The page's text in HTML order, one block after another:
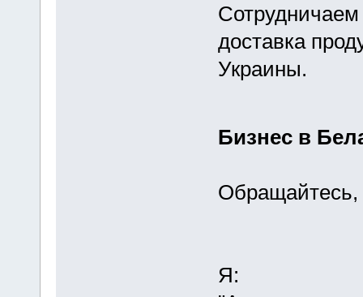
доставка
Украины.
Бизнес в
Обращайтесь,
Я: